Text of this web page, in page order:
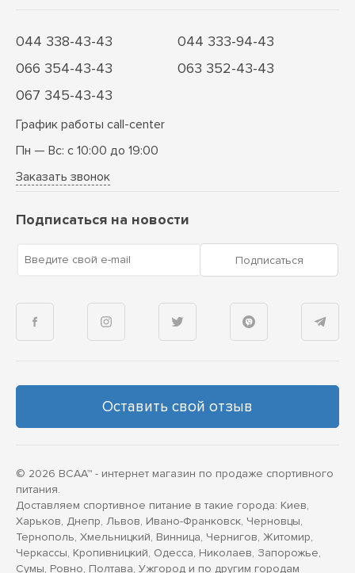
044 338-43-43
044 333-94-43
066 354-43-43
063 352-43-43
067 345-43-43
График работы call-center
Пн — Вс: с 10:00 до 19:00
Заказать звонок
Подписаться на новости
Введите свой e-mail Подписаться
Оставить свой отзыв
© 2026 BCAA™ - интернет магазин по продаже спортивного
питания.
Доставляем спортивное питание в такие города: Киев,
Харьков, Днепр, Львов, Ивано-Франковск, Черновцы,
Тернополь, Хмельницкий, Винница, Чернигов, Житомир,
Черкассы, Кропивницкий, Одесса, Николаев, Запорожье,
Сумы, Ровно, Полтава, Ужгород и по другим городам